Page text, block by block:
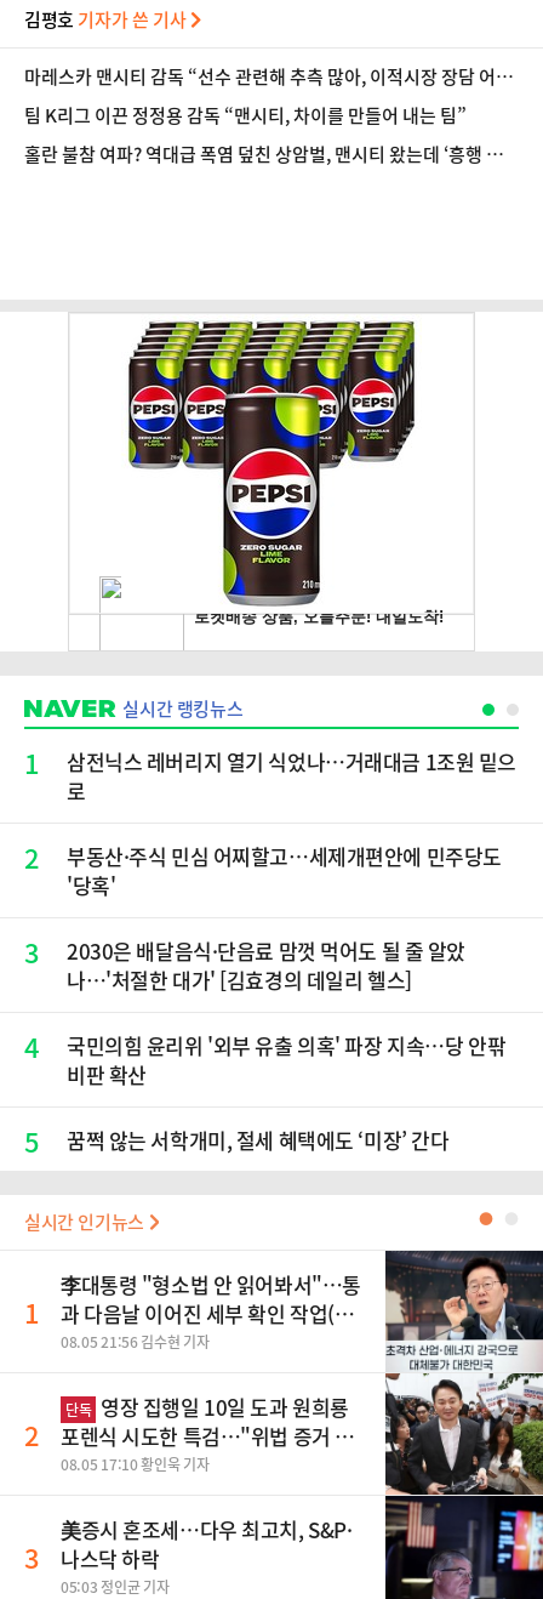
김평호 기자가 쓴 기사
마레스카 맨시티 감독 “선수 관련해 추측 많아, 이적시장 장담 어려
워”
팀 K리그 이끈 정정용 감독 “맨시티, 차이를 만들어 내는 팀”
홀란 불참 여파? 역대급 폭염 덮친 상암벌, 맨시티 왔는데 ‘흥행 저
실시간 랭킹뉴스
1
삼전닉스 레버리지 열기 식었나…거래대금 1조원 밑으
로
2
부동산·주식 민심 어찌할고…세제개편안에 민주당도
'당혹'
3
2030은 배달음식·단음료 맘껏 먹어도 될 줄 알았
나…'처절한 대가' [김효경의 데일리 헬스]
4
국민의힘 윤리위 '외부 유출 의혹' 파장 지속…당 안팎
비판 확산
5 꿈쩍 않는 서학개미, 절세 혜택에도 ‘미장’ 간다
실시간 인기뉴스 ●
1
李대통령 "형소법 안 읽어봐서"…통
과 다음날 이어진 세부 확인 작업(종
합)
08.05 21:56 김수현 기자
2
단독 영장 집행일 10일 도과 원희룡
포렌식 시도한 특검…"위법 증거 수
집" 지적
08.05 17:10 황인욱 기자
3
美증시 혼조세…다우 최고치, S&P·
나스닥 하락
05:03 정인균 기자